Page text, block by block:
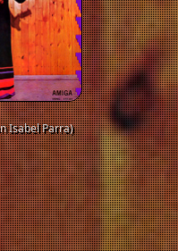
Isabel Parra)